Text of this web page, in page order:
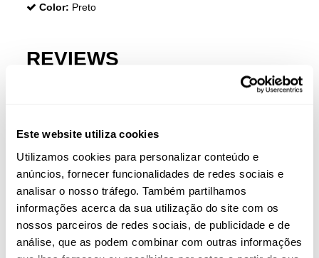
Este website utiliza cookies
Utilizamos cookies para personalizar conteúdo e
anúncios, fornecer funcionalidades de redes sociais e
analisar o nosso tráfego. Também partilhamos
informações acerca da sua utilização do site com os
nossos parceiros de redes sociais, de publicidade e de
análise, que as podem combinar com outras informações
Color: Preto
REVIEWS